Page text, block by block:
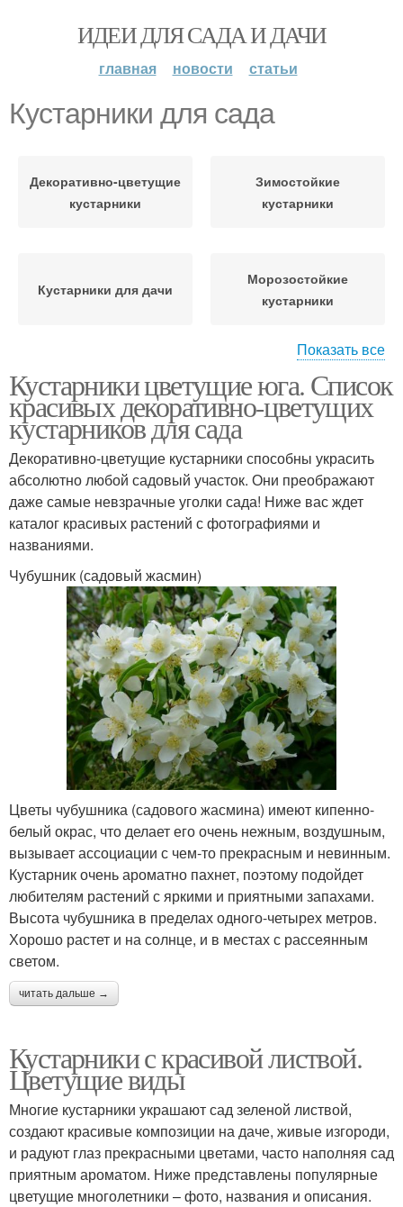
ИДЕИ ДЛЯ САДА И ДАЧИ
главная новости статьи
Кустарники для сада
Декоративно-цветущие
кустарники
Зимостойкие
кустарники
Кустарники для дачи
Морозостойкие
кустарники
Цветущие кустарники
Средиземноморские
кустарники
Красивые кустарники
Расстояние для
кустарников
Южный кустарник
цветами
Декоративные
кустарники
Кустарники с красивой
листвой
Кустарники для
тенистых уголков
Низкорослые
кустарники
Прогулка по саду
Почвопокровные
кустарники
Стелющиеся
кустарники
Лиственные кустарники
Кустарники для
бордюров
Кустарники для
бордюра
Показать все
Кустарники цветущие юга. Список
красивых декоративно-цветущих
кустарников для сада
Декоративно-цветущие кустарники способны украсить
абсолютно любой садовый участок. Они преображают
даже самые невзрачные уголки сада! Ниже вас ждет
каталог красивых растений с фотографиями и
названиями.
Чубушник (садовый жасмин)
Цветы чубушника (садового жасмина) имеют кипенно-
белый окрас, что делает его очень нежным, воздушным,
вызывает ассоциации с чем-то прекрасным и невинным.
Кустарник очень ароматно пахнет, поэтому подойдет
любителям растений с яркими и приятными запахами.
Высота чубушника в пределах одного-четырех метров.
Хорошо растет и на солнце, и в местах с рассеянным
светом.
читать дальше →
Кустарники с красивой листвой.
Цветущие виды
Многие кустарники украшают сад зеленой листвой,
создают красивые композиции на даче, живые изгороди,
и радуют глаз прекрасными цветами, часто наполняя сад
приятным ароматом. Ниже представлены популярные
цветущие многолетники – фото, названия и описания.